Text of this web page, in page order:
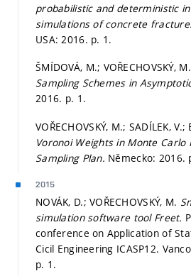
probabilistic and deterministic
simulations of concrete fracture.
USA: 2016. p. 1.
ŠMÍDOVÁ, M.; VOŘECHOVSKÝ, M.
Sampling Schemes in
2016. p. 1.
VOŘECHOVSKÝ, M.; SADÍLEK, V.;
Voronoi Weights in Monte
Sampling Plan. Německo: 2016.
2015
NOVÁK, D.; VOŘECHOVSKÝ, M.
simulation software tool Freet.
conference on Application of
Cicil Engineering ICASP12.
p. 1.